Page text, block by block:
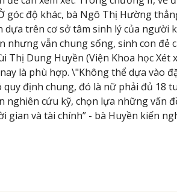
góc độ khác, bà Ngô Thị Hường
trên cơ sở tâm sinh lý của người
vẫn chung sống, sinh con đẻ
Thị Dung Huyền (Viện Khoa học Xét
là phù hợp. \"Không thể dựa vào
định chung, đó là nữ phải đủ 18
nghiên cứu kỹ, chọn lựa những vấn
và tài chính” - bà Huyền kiến